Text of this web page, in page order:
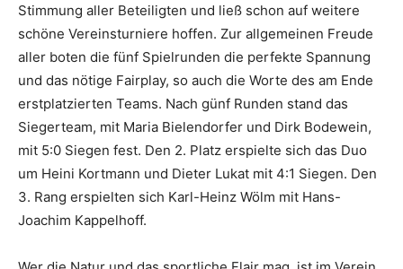
Stimmung aller Beteiligten und ließ schon auf weitere
schöne Vereinsturniere hoffen. Zur allgemeinen Freude
aller boten die fünf Spielrunden die perfekte Spannung
und das nötige Fairplay, so auch die Worte des am Ende
erstplatzierten Teams. Nach günf Runden stand das
Siegerteam, mit Maria Bielendorfer und Dirk Bodewein,
mit 5:0 Siegen fest. Den 2. Platz erspielte sich das Duo
um Heini Kortmann und Dieter Lukat mit 4:1 Siegen. Den
3. Rang erspielten sich Karl-Heinz Wölm mit Hans-
Joachim Kappelhoff.